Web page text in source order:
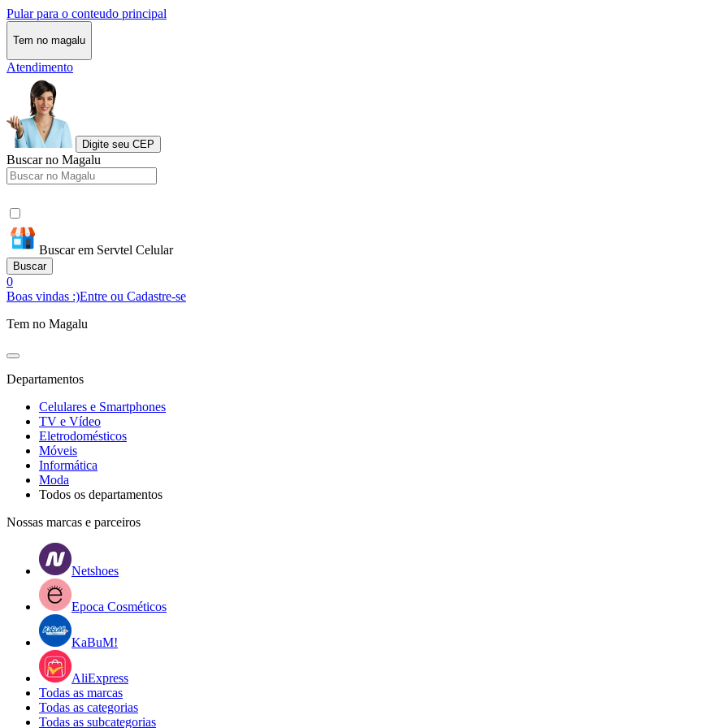
Pular para o conteudo principal
Tem no magalu
Atendimento
Digite seu CEP
Buscar no Magalu
Buscar em Servtel Celular
Buscar
0
Boas vindas :)Entre ou Cadastre-se
Tem no Magalu
Departamentos
Celulares e Smartphones
TV e Vídeo
Eletrodomésticos
Móveis
Informática
Moda
Todos os departamentos
Nossas marcas e parceiros
Netshoes
Epoca Cosméticos
KaBuM!
AliExpress
Todas as marcas
Todas as categorias
Todas as subcategorias